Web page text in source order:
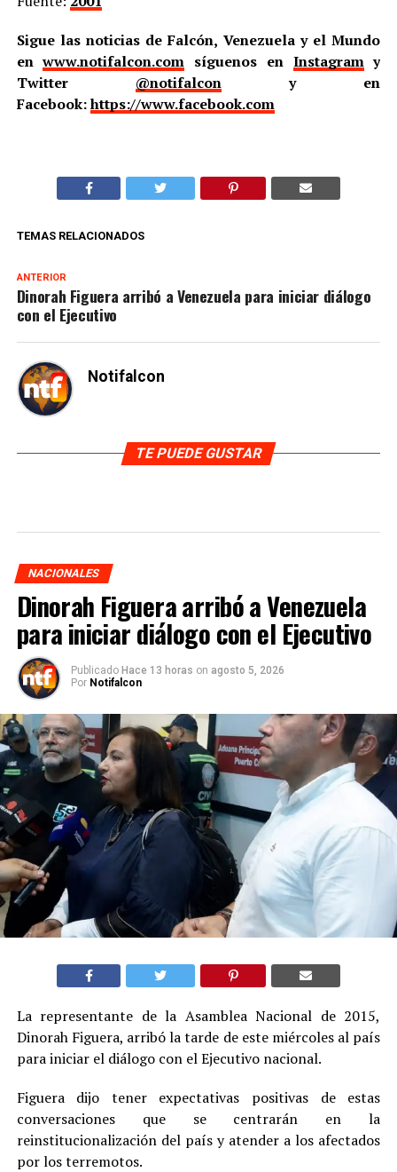
Sigue las noticias de Falcón, Venezuela y el Mundo
enwww.notifalcon.com síguenos en Instagramy
Twitter @notifalcony en
Facebook:https://www.facebook.com
TEMAS RELACIONADOS
ANTERIOR
Dinorah Figuera arribó a Venezuela para iniciar diálogo
con el Ejecutivo
Notifalcon
TE PUEDE GUSTAR
NACIONALES
Dinorah Figuera arribó a Venezuela
para iniciar diálogo con el Ejecutivo
Publicado Hace 13 horas on agosto 5, 2026
Por Notifalcon
La representante de la Asamblea Nacional de 2015,
Dinorah Figuera, arribó la tarde de este miércoles al país
para iniciar el diálogo con el Ejecutivo nacional.
Figuera dijo tener expectativas positivas de estas
conversaciones que se centrarán en la
reinstitucionalización del país y atender a los afectados
por los terremotos.